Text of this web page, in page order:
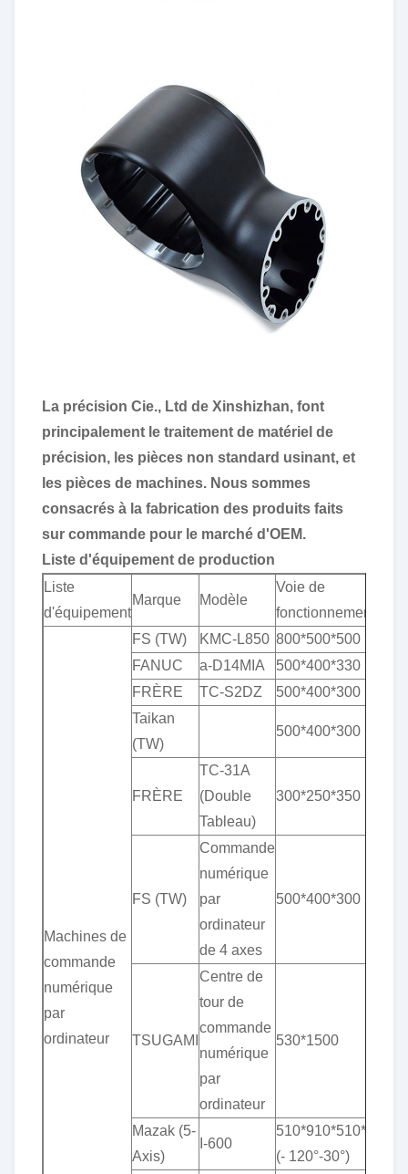
La précision Cie., Ltd de Xinshizhan, font
principalement le traitement de matériel de
précision, les pièces non standard usinant, et
les pièces de machines. Nous sommes
consacrés à la fabrication des produits faits
sur commande pour le marché d'OEM.
Liste d'équipement de production
Liste
d'équipement
Marque Modèle
Voie de
fonctionnement
Machines de
commande
numérique
par
ordinateur
FS (TW) KMC-L850 800*500*500
FANUC
a-D14MIA 500*400*330
FRÈRE
TC-S2DZ 500*400*300
Taikan
(TW)
500*400*300
FRÈRE
TC-31A
(Double
Tableau)
300*250*350
FS (TW)
Commande
numérique
par
ordinateur
de 4 axes
500*400*300
TSUGAMI
Centre de
tour de
commande
numérique
par
ordinateur
530*1500
Mazak (5-
Axis)
I-600
510*910*510*360°*
(- 120°-30°)